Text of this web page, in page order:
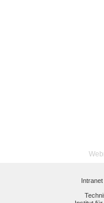
Intranet